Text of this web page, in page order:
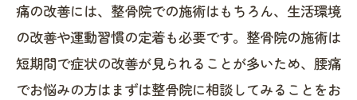
痛の改善には、整骨院での施術はもちろん、生活環境
の改善や運動習慣の定着も必要です。整骨院の施術は
短期間で症状の改善が見られることが多いため、腰痛
でお悩みの方はまずは整骨院に相談してみることをお